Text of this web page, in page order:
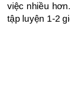
việc nhiều
tập luyện 1-2